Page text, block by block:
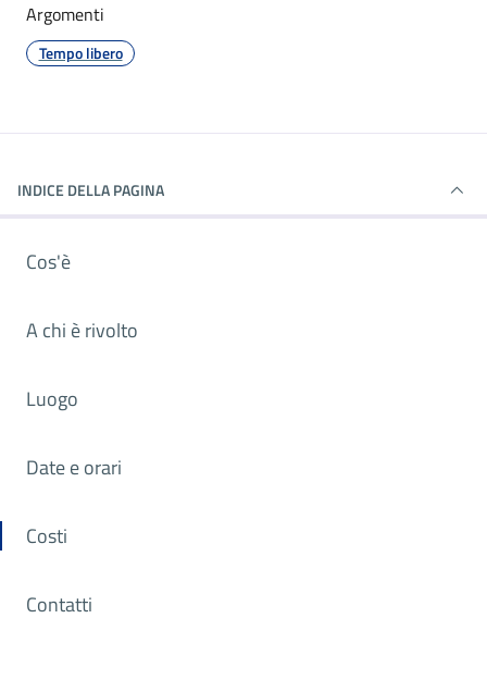
Argomenti
Tempo libero
INDICE DELLA PAGINA
Cos'è
A chi è rivolto
Luogo
Date e orari
Costi
Contatti